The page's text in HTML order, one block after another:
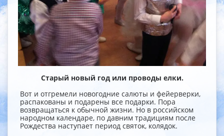
Старый новый год или проводы елки.
Вот и отгремели новогодние салюты и фейерверки,
распакованы и подарены все подарки. Пора
возвращаться к обычной жизни. Но в российском
народном календаре, по давним традициям после
Рождества наступает период святок, колядок.